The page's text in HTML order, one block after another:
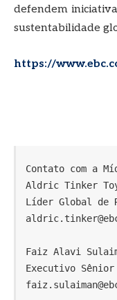
defendem
sustentabilidade
https://
Contato com a
Aldric Tinker
Líder Global de
Faiz Alavi
Executivo Sênior